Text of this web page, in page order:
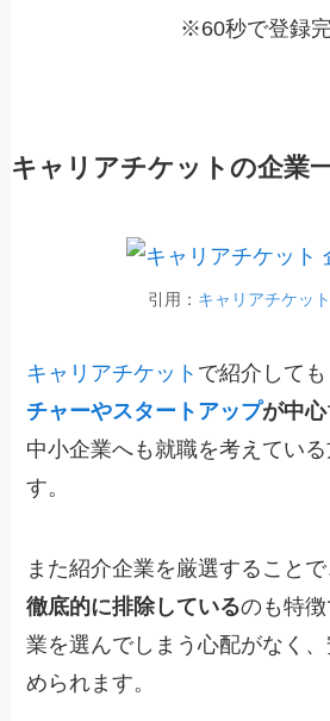
※60秒で登録
キャリアチケットの企業
引用： キャリアチケッ
キャリアチケット で紹介して
チャーやスタートアップが中心
中小企業へも就職を考えてい
す。
また紹介企業を厳選することで
徹底的に排除しているのも特
業を選んでしまう心配がなく
められます。